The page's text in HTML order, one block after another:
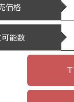
価格
能数